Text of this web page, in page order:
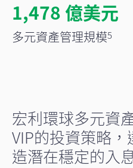
1,478 億美元
多元資產管理規模5
宏利環球多元資
VIP的投資策略
造潛在穩定的入